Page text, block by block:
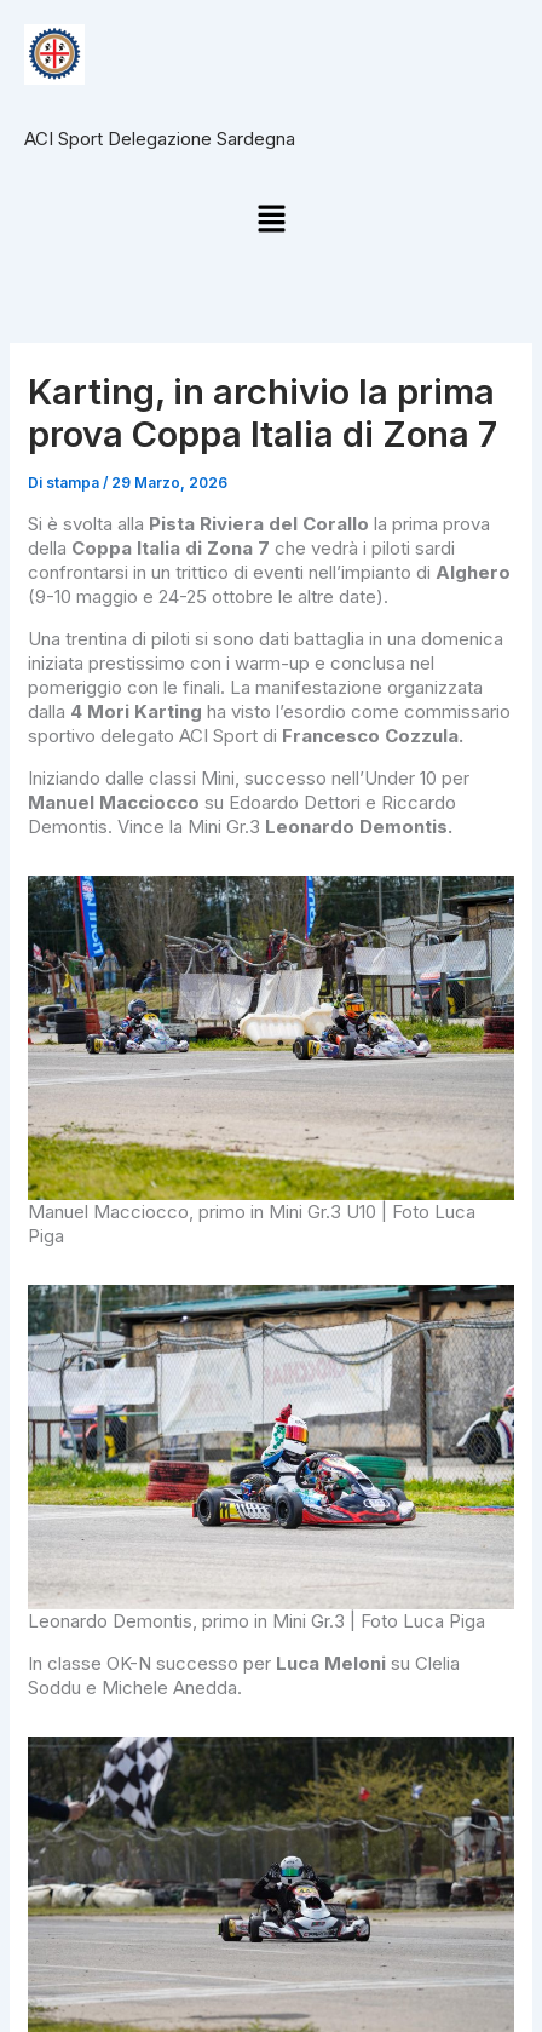
contenuto
ACI Sport Delegazione Sardegna
Menu
Karting, in archivio la prima
prova Coppa Italia di Zona 7
Di stampa/ 29 Marzo, 2026
Si è svolta alla Pista Riviera del Corallo la prima prova
della Coppa Italia di Zona 7 che vedrà i piloti sardi
confrontarsi in un trittico di eventi nell’impianto di Alghero
(9-10 maggio e 24-25 ottobre le altre date).
Una trentina di piloti si sono dati battaglia in una domenica
iniziata prestissimo con i warm-up e conclusa nel
pomeriggio con le finali. La manifestazione organizzata
dalla 4 Mori Karting ha visto l’esordio come commissario
sportivo delegato ACI Sport di Francesco Cozzula.
Iniziando dalle classi Mini, successo nell’Under 10 per
Manuel Macciocco su Edoardo Dettori e Riccardo
Demontis. Vince la Mini Gr.3 Leonardo Demontis.
Manuel Macciocco, primo in Mini Gr.3 U10 | Foto Luca
Piga
Leonardo Demontis, primo in Mini Gr.3 | Foto Luca Piga
In classe OK-N successo per Luca Melonisu Clelia
Soddu e Michele Anedda.